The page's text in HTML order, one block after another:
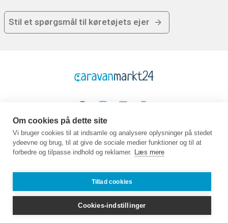
Stil et spørgsmål til køretøjets ejer
Platform
Hjemmeside
Køb
Sælg
spørgsmål
Virksomhed
Om os
Kontakt
Guidebog
Job
Partner
Juridisk
GTC
Beskyttelse af data
Aftryk
Om cookies på dette site
Vi bruger cookies til at indsamle og analysere oplysninger på stedet
ydeevne og brug, til at give de sociale medier funktioner og til at
forbedre og tilpasse indhold og reklamer. Læs mere
Tillad cookies
Cookies-indstillinger